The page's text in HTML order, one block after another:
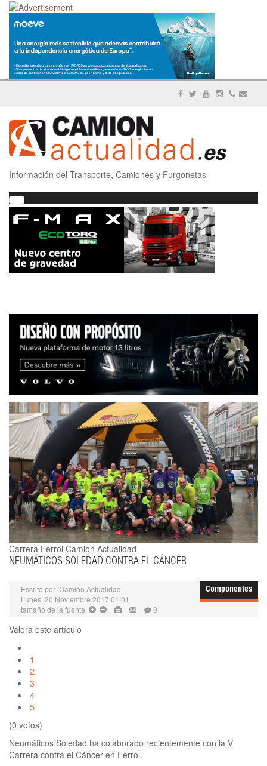
Información del Transporte, Camiones y Furgonetas
Carrera Ferrol Camion Actualidad
NEUMÁTICOS SOLEDAD CONTRA EL CÁNCER
Componentes
Escrito por Camión Actualidad
Lunes, 20 Noviembre 2017 01:01
tamaño de la fuente
0
Valora este artículo
1
2
3
4
5
(0 votos)
Neumáticos Soledad ha colaborado recientemente con la V
Carrera contra el Cáncer en Ferrol.